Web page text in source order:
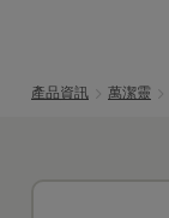
產品資訊 萬潔靈